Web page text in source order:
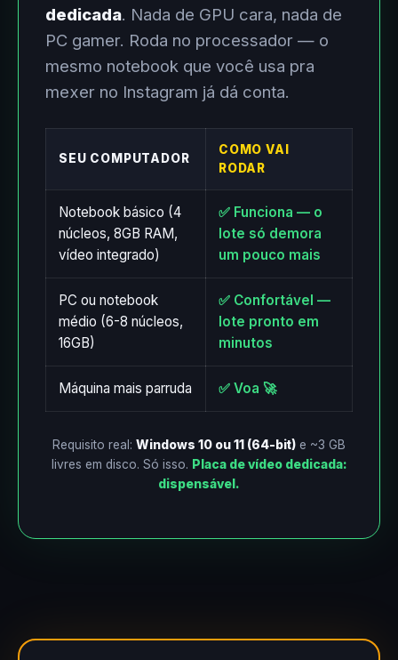
dedicada. Nada de GPU cara, nada de
PC gamer. Roda no processador — o
mesmo notebook que você usa pra
mexer no Instagram já dá conta.
SEU COMPUTADOR
COMO VAI
RODAR
Notebook básico (4
núcleos, 8GB RAM,
vídeo integrado)
✅ Funciona — o
lote só demora
um pouco mais
PC ou notebook
médio (6-8 núcleos,
16GB)
✅ Confortável —
lote pronto em
minutos
Máquina mais parruda ✅ Voa 🚀
Requisito real: Windows 10 ou 11 (64-bit) e ~3 GB
livres em disco. Só isso. Placa de vídeo dedicada:
dispensável.